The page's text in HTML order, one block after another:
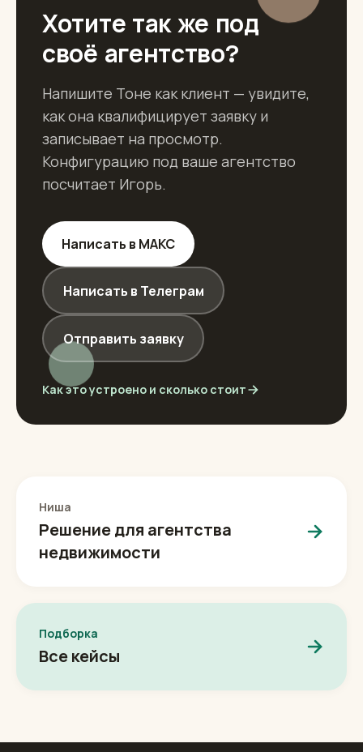
Хотите так же под
своё агентство?
Напишите Тоне как клиент — увидите,
как она квалифицирует заявку и
записывает на просмотр.
Конфигурацию под ваше агентство
посчитает Игорь.
Написать в МАКС
Написать в Телеграм
Отправить заявку
Как это устроено и сколько стоит
Ниша
Решение для агентства
недвижимости
Подборка
Все кейсы